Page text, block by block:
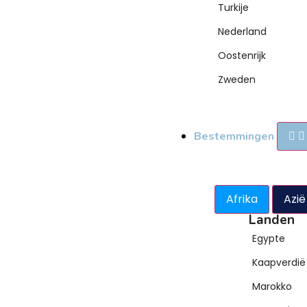
Turkije
Nederland
Oostenrijk
Zweden
Bestemmingen
Afrika Azië
Landen
Egypte
Kaapverdië
Marokko